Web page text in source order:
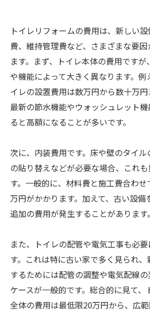
トイレリフォームの費用は、新しい
費、維持管理費など、さまざまな要
ます。まず、トイレ本体の費用です
や機能によって大きく異なります。例
イレの設置費用は数万円から数十万
最新の節水機能やウォッシュレット
ると高額になることが多いです。
次に、内装費用です。床や壁のタイ
の貼り替えなどが必要な場合、これ
す。一般的に、材料費と施工費合わ
万円がかかります。加えて、古い設備
追加の費用が発生することがあります。
また、トイレの配管や電気工事も必
す。これは特に古い家で多く見られ
するためには配管の調整や電気配線
ケースが一般的です。総合的に見て、
全体の費用は最低限20万円から、広